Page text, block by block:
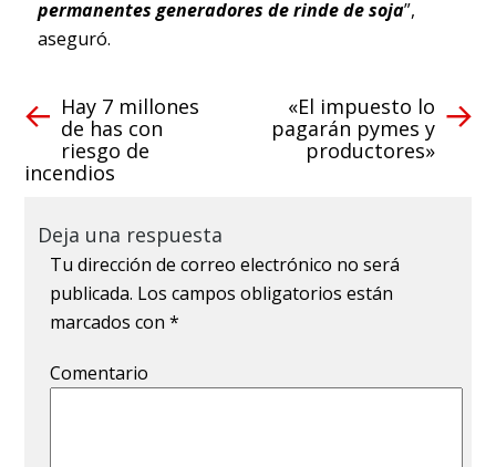
permanentes generadores de rinde de soja”,
aseguró.
Hay 7 millones
de has con
riesgo de
incendios
«El impuesto lo
pagarán pymes y
productores»
Deja una respuesta
Tu dirección de correo electrónico no será
publicada. Los campos obligatorios están
marcados con*
Comentario